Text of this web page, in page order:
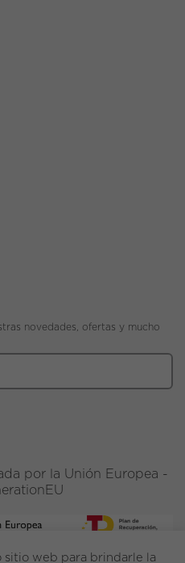
novedades, ofertas y mucho
por la Unión Europea -
sitio web para brindarle la